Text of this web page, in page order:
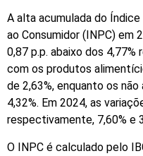
A alta acumulada do
ao Consumidor (INPC) em
0,87 p.p. abaixo dos
com os produtos
de 2,63%, enquanto os
4,32%. Em 2024, as
respectivamente, 7,60% e
O INPC é calculado pelo